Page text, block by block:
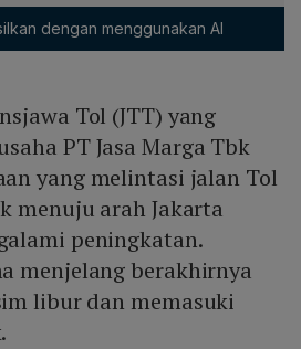
dengan menggunakan AI
Tol (JTT) yang
PT Jasa Marga Tbk
yang melintasi jalan Tol
menuju arah Jakarta
peningkatan.
menjelang berakhirnya
libur dan memasuki